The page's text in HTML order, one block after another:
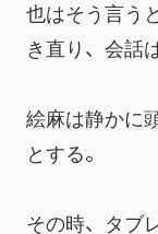
也はそう言う
き直り、会話
絵麻は静かに
とする。
その時、タブ